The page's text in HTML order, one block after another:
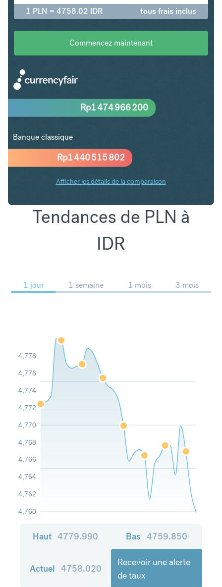
1 PLN = 4758.02 IDR tous frais inclus
Commencez maintenant
Rp1 440 515 802
Rp1 474 966 200
Banque classique
Afficher les détails de la comparaison
Tendances de PLN à
IDR
1 jour 1 semaine 1 mois 3 mois
4,760
4,762
4,764
4,766
4,768
4,770
4,772
4,774
4,776
4,778
Haut 4779.990 Bas 4759.850
Actuel 4758.020
Recevoir une alerte
de taux